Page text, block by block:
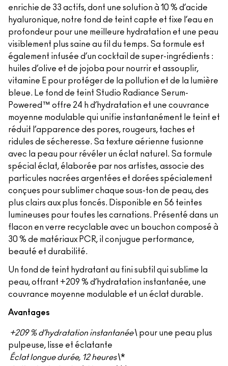
enrichie de 33 actifs, dont une solution à 10 % d’acide
hyaluronique, notre fond de teint capte et fixe l’eau en
profondeur pour une meilleure hydratation et une peau
visiblement plus saine au fil du temps. Sa formule est
également infusée d’un cocktail de super-ingrédients :
huiles d’olive et de jojoba pour nourrir et assouplir,
vitamine E pour protéger de la pollution et de la lumière
bleue. Le fond de teint Studio Radiance Serum-
Powered™ offre 24 h d’hydratation et une couvrance
moyenne modulable qui unifie instantanément le teint et
réduit l’apparence des pores, rougeurs, taches et
ridules de sécheresse. Sa texture aérienne fusionne
avec la peau pour révéler un éclat naturel. Sa formule
spécial éclat, élaborée par nos artistes, associe des
particules nacrées argentées et dorées spécialement
conçues pour sublimer chaque sous-ton de peau, des
plus clairs aux plus foncés. Disponible en 56 teintes
lumineuses pour toutes les carnations. Présenté dans un
flacon en verre recyclable avec un bouchon composé à
30 % de matériaux PCR, il conjugue performance,
beauté et durabilité.
Un fond de teint hydratant au fini subtil qui sublime la
peau, offrant +209 % d’hydratation instantanée, une
couvrance moyenne modulable et un éclat durable.
Avantages
+209 % d’hydratation instantanée\ pour une peau plus
pulpeuse, lisse et éclatante
Éclat longue durée, 12 heures\*